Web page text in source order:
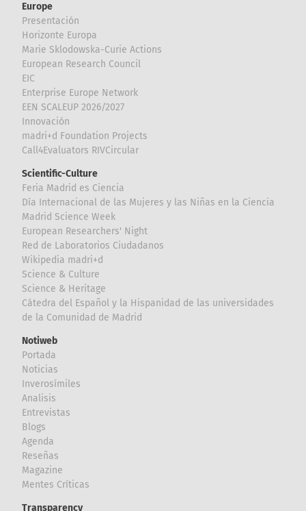
Europe
Presentación
Horizonte Europa
Marie Sklodowska-Curie Actions
European Research Council
EIC
Enterprise Europe Network
EEN SCALEUP 2026/2027
Innovación
madri+d Foundation Projects
Call4Evaluators RIVCircular
Scientific-Culture
Feria Madrid es Ciencia
Día Internacional de las Mujeres y las Niñas en la Ciencia
Madrid Science Week
European Researchers' Night
Red de Laboratorios Ciudadanos
Wikipedia madri+d
Science & Culture
Science & Heritage
Cátedra del Español y la Hispanidad de las universidades
de la Comunidad de Madrid
Notiweb
Portada
Noticias
Inverosímiles
Analisis
Entrevistas
Blogs
Agenda
Reseñas
Magazine
Mentes Críticas
Transparency